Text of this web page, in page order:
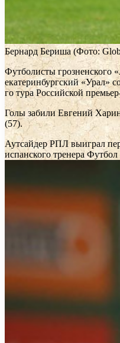
Бернард Бериша(Фото:
Футболисты грозненского
екатеринбургский «Урал»
го тура Российской
Голы забили Евгений
(57).
Аутсайдер РПЛ выиграл
испанского тренераФутбол